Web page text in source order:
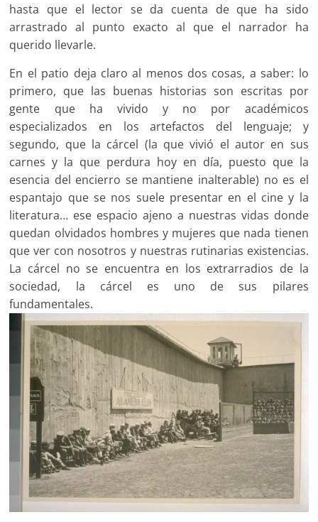
hasta que el lector se da cuenta de que ha sido
arrastrado al punto exacto al que el narrador ha
querido llevarle.
En el patio deja claro al menos dos cosas, a saber: lo
primero, que las buenas historias son escritas por
gente que ha vivido y no por académicos
especializados en los artefactos del lenguaje; y
segundo, que la cárcel (la que vivió el autor en sus
carnes y la que perdura hoy en día, puesto que la
esencia del encierro se mantiene inalterable) no es el
espantajo que se nos suele presentar en el cine y la
literatura… ese espacio ajeno a nuestras vidas donde
quedan olvidados hombres y mujeres que nada tienen
que ver con nosotros y nuestras rutinarias existencias.
La cárcel no se encuentra en los extrarradios de la
sociedad, la cárcel es uno de sus pilares
fundamentales.